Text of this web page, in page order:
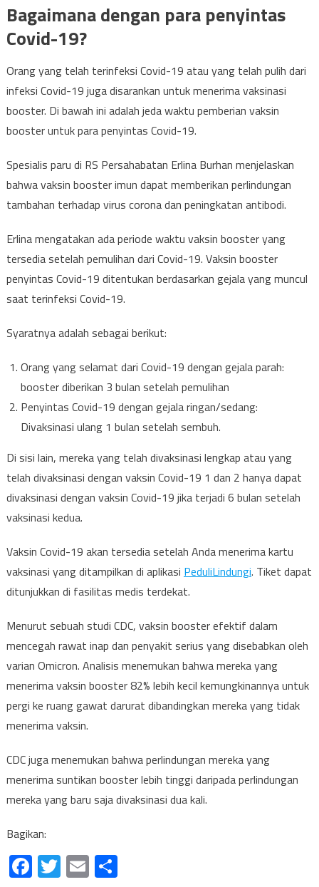
Bagaimana dengan para penyintas
Covid-19?
Orang yang telah terinfeksi Covid-19 atau yang telah pulih dari
infeksi Covid-19 juga disarankan untuk menerima vaksinasi
booster. Di bawah ini adalah jeda waktu pemberian vaksin
booster untuk para penyintas Covid-19.
Spesialis paru di RS Persahabatan Erlina Burhan menjelaskan
bahwa vaksin booster imun dapat memberikan perlindungan
tambahan terhadap virus corona dan peningkatan antibodi.
Erlina mengatakan ada periode waktu vaksin booster yang
tersedia setelah pemulihan dari Covid-19. Vaksin booster
penyintas Covid-19 ditentukan berdasarkan gejala yang muncul
saat terinfeksi Covid-19.
Syaratnya adalah sebagai berikut:
Orang yang selamat dari Covid-19 dengan gejala parah:
booster diberikan 3 bulan setelah pemulihan
Penyintas Covid-19 dengan gejala ringan/sedang:
Divaksinasi ulang 1 bulan setelah sembuh.
Di sisi lain, mereka yang telah divaksinasi lengkap atau yang
telah divaksinasi dengan vaksin Covid-19 1 dan 2 hanya dapat
divaksinasi dengan vaksin Covid-19 jika terjadi 6 bulan setelah
vaksinasi kedua.
Vaksin Covid-19 akan tersedia setelah Anda menerima kartu
vaksinasi yang ditampilkan di aplikasi PeduliLindungi. Tiket dapat
ditunjukkan di fasilitas medis terdekat.
Menurut sebuah studi CDC, vaksin booster efektif dalam
mencegah rawat inap dan penyakit serius yang disebabkan oleh
varian Omicron. Analisis menemukan bahwa mereka yang
menerima vaksin booster 82% lebih kecil kemungkinannya untuk
pergi ke ruang gawat darurat dibandingkan mereka yang tidak
menerima vaksin.
CDC juga menemukan bahwa perlindungan mereka yang
menerima suntikan booster lebih tinggi daripada perlindungan
mereka yang baru saja divaksinasi dua kali.
Bagikan:
Facebook
Twitter
EmailShare